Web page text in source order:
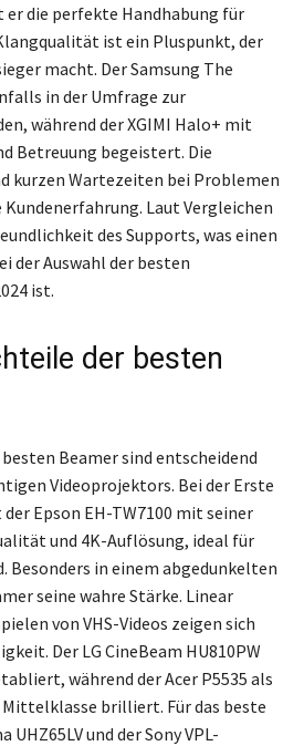
die perfekte Handhabung für
ist ein Pluspunkt, der
macht. Der Samsung The
in der Umfrage zur
während der XGIMI Halo+ mit
Betreuung begeistert. Die
kurzen Wartezeiten bei Problemen
Laut Vergleichen
des Supports, was einen
der Auswahl der besten
ist.
der besten
Beamer sind entscheidend
Videoprojektors. Bei der Erste
Epson EH-TW7100 mit seiner
und 4K-Auflösung, ideal für
Besonders in einem abgedunkelten
seine wahre Stärke. Linear
von VHS-Videos zeigen sich
Der LG CineBeam HU810PW
während der Acer P5535 als
brilliert. Für das beste
und der Sony VPL-